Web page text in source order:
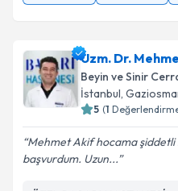
Uzm. Dr.
Beyin ve Sinir
İstanbul,
5 (1
Mehmet Akif hocama şiddetli
başvurdum. Uzun...